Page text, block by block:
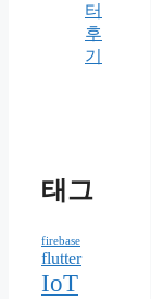
터
후
기
태그
firebase
flutter
IoT